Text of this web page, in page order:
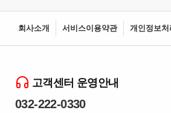
회사소개 서비스이용약관 개인정보처
고객센터 운영안내
032-222-0330